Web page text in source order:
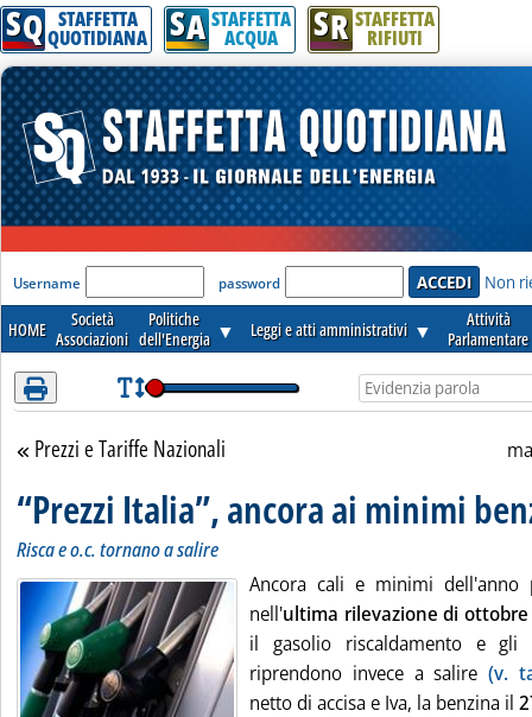
Attenzione! Esegui l'accesso per lèggere interamente la notizia.
SQ STAFFETTA
QUOTIDIANA SA STAFFETTA
ACQUA SR STAFFETTA
RIFIUTI
'Modulo Login per accedere'
Username password Non
HOME
Società
Associazioni
Politiche
dell'Energia ▼ Leggi e atti amministrativi ▼
Attività
Parlamentare
Torna alla sezione
Prezzi e Tariffe Nazionali
“Prezzi Italia”, ancora ai minimi
Risca e o.c. tornano a salire
Ancora cali e minimi dell'anno
nell'ultima rilevazione di ottobre
il gasolio riscaldamento e gli
riprendono invece a salire (v.
netto di accisa e Iva, la benzina il